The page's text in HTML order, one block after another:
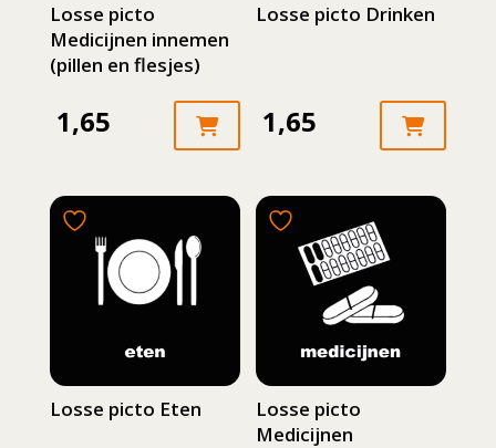
Losse picto
Medicijnen innemen
(pillen en flesjes)
1,65
Losse picto Drinken
1,65
Losse picto Eten
Losse picto
Medicijnen